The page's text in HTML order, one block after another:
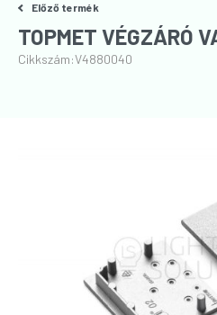
Előző termék
TOPMET VÉGZÁRÓ
Cikkszám:V4880040